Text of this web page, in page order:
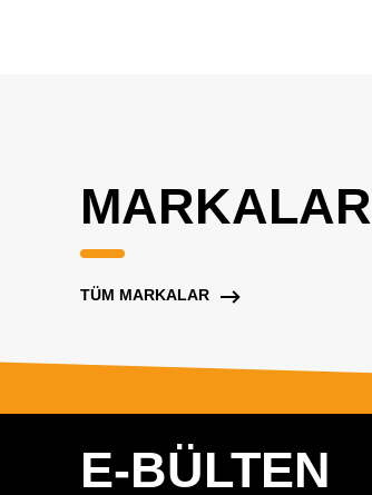
MARKALAR
TÜM MARKALAR
E-BÜLTEN